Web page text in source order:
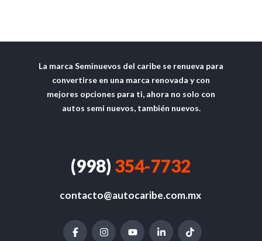
La marca Seminuevos del caribe se renueva para
convertirse en una marca renovada y con
mejores opciones para ti, ahora no solo con
autos semi nuevos, también nuevos.
(998) 354-7732
contacto@autocaribe.com.mx